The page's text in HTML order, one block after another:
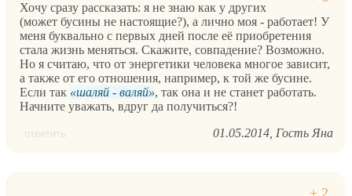
Хочу сразу рассказать: я не знаю как у других
(может бусины не настоящие?), а лично моя - работает! У
меня буквально с первых дней после её приобретения
стала жизнь меняться. Скажите, совпадение? Возможно.
Но я считаю, что от энергетики человека многое зависит,
а также от его отношения, например, к той же бусине.
Если так
шаляй - валяй , так она и не станет работать.
Начните уважать, вдруг да получиться?!
ответить 01.05.2014 Гость Яна